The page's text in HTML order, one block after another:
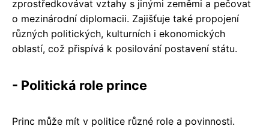
zprostředkovávat vztahy s jinými zeměmi a pečovat
o mezinárodní diplomacii. Zajišťuje také propojení
různých politických, kulturních i ekonomických
oblastí, což přispívá k posilování postavení státu.
- Politická role prince
Princ může mít v politice různé role a povinnosti.